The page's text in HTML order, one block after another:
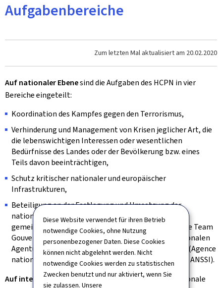
Diese Website verwendet für ihren Betrieb
notwendige Cookies, ohne Nutzung
personenbezogener Daten. Diese Cookies
können nicht abgelehnt werden. Nicht
notwendige Cookies werden zu statistischen
Zwecken benutzt und nur aktiviert, wenn Sie
sie zulassen. Unsere
Aufgabenbereiche
Zum letzten Mal aktualisiert am 20.02.2020
Auf nationaler Ebenesind die Aufgaben des HCPN in vier
Bereiche eingeteilt:
Koordination des Kampfes gegen den Terrorismus,
Verhinderung und Management von Krisen jeglicher Art, die
die lebenswichtigen Interessen oder wesentlichen
Bedürfnisse des Landes oder der Bevölkerung bzw. eines
Teils davon beeinträchtigen,
Schutz kritischer nationaler und europäischer
Infrastrukturen,
Beteiligung an der Festlegung und Umsetzung der
nationalen Strategie in Sachen Cybersicherheit, dies
gemeinsam mit dem Computer Emergency Response Team
Gouvernemental (CERT der Regierung) und der Nationalen
Agentur für die Sicherheit der Informationssysteme (Agence
nationale de la sécurité des systèmes d'information, ANSSI).
Auf internationaler Ebenefungiert das HCPN als nationale